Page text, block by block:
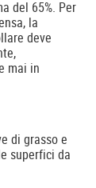
del 65%. Per
la
deve
mai in
di grasso e
superfici da